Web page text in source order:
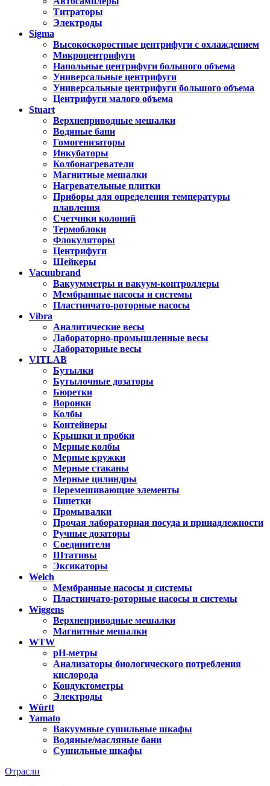
Титраторы
Электроды
Sigma
Высокоскоростные центрифуги с охлаждением
Микроцентрифуги
Напольные центрифуги большого объема
Универсальные центрифуги
Универсальные центрифуги большого объема
Центрифуги малого объема
Stuart
Верхнеприводные мешалки
Водяные бани
Гомогенизаторы
Инкубаторы
Колбонагреватели
Магнитные мешалки
Нагревательные плитки
Приборы для определения температуры
плавления
Счетчики колоний
Термоблоки
Флокуляторы
Центрифуги
Шейкеры
Vacuubrand
Вакуумметры и вакуум-контроллеры
Мембранные насосы и системы
Пластинчато-роторные насосы
Vibra
Аналитические весы
Лабораторно-промышленные весы
Лабораторные весы
VITLAB
Бутылки
Бутылочные дозаторы
Бюретки
Воронки
Колбы
Контейнеры
Крышки и пробки
Мерные колбы
Мерные кружки
Мерные стаканы
Мерные цилиндры
Перемешивающие элементы
Пипетки
Промывалки
Прочая лабораторная посуда и принадлежности
Ручные дозаторы
Соединители
Штативы
Эксикаторы
Welch
Мембранные насосы и системы
Пластинчато-роторные насосы и системы
Wiggens
Верхнеприводные мешалки
Магнитные мешалки
WTW
pH-метры
Анализаторы биологического потребления
кислорода
Кондуктометры
Электроды
Württ
Yamato
Вакуумные сушильные шкафы
Водяные/масляные бани
Сушильные шкафы
Отрасли